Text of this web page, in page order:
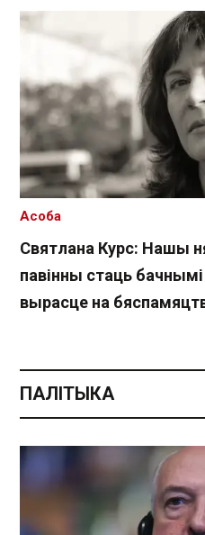
Святлана Курс: Нашы
павінны стаць
вырасце на
Асоба
ПАЛІТЫКА